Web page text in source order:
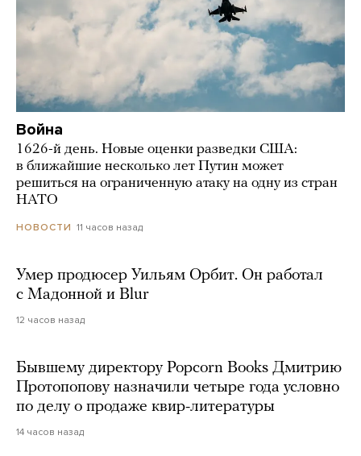
Война
1626-й день. Новые оценки разведки США:
в ближайшие несколько лет Путин может
решиться на ограниченную атаку на одну из стран
НАТО
НОВОСТИ 11 часов назад
Умер продюсер Уильям Орбит. Он работал
с Мадонной и Blur
12 часов назад
Бывшему директору Popcorn Books Дмитрию
Протопопову назначили четыре года условно
по делу о продаже квир-литературы
14 часов назад